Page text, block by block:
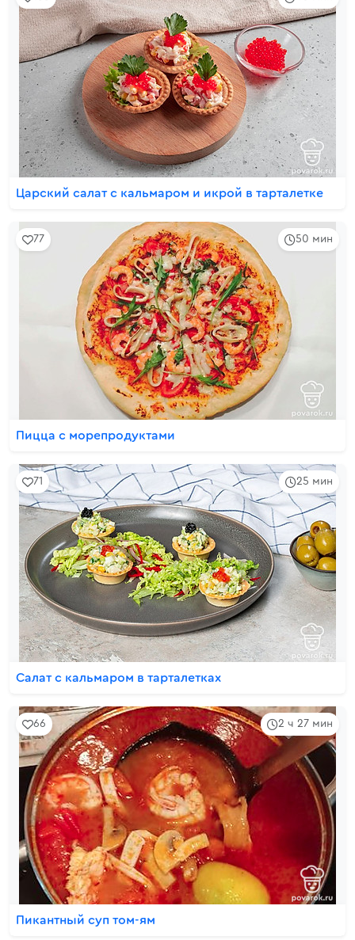
Царский салат с кальмаром и икрой в тарталетке
50 мин
77
Пицца с морепродуктами
25 мин
71
Салат с кальмаром в тарталетках
2 ч 27 мин
66
Пикантный суп том-ям